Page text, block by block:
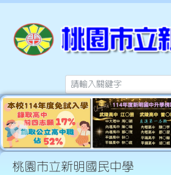
桃園市立新明國民中學